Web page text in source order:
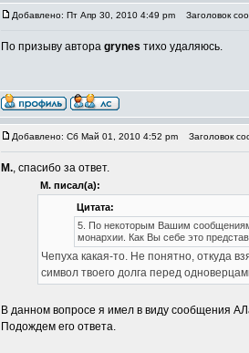
Добавлено: Пт Апр 30, 2010 4:49 pm Заголовок
По призыву автора grynes тихо удаляюсь.
Добавлено: Сб Май 01, 2010 4:52 pm Заголовок
М., спасибо за ответ.
М. писал(а):
Цитата:
5. По некоторым Вашим
монархии. Как Вы себе это
Чепуха какая-то. Не понятно, откуда
символ твоего долга перед
В данном вопросе я имел в виду сообщения
Подождем его ответа.